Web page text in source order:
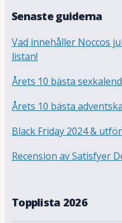
Senaste guiderna
Vad innehåller Noccos
listan!
Årets 10 bästa
Årets 10 bästa
Black Friday 2024 &
Recension av Satisfyer
Topplista 2026